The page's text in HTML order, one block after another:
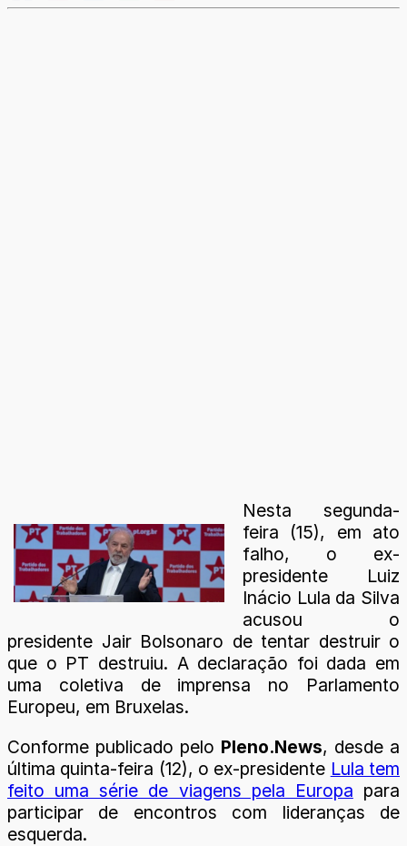
Nesta segunda-
feira (15), em ato
falho, o ex-
presidente Luiz
Inácio Lula da Silva
acusou o
presidente Jair Bolsonaro de tentar destruir o
que o PT destruiu. A declaração foi dada em
uma coletiva de imprensa no Parlamento
Europeu, em Bruxelas.
Conforme publicado pelo Pleno.News, desde a
última quinta-feira (12), o ex-presidente Lula tem
feito uma série de viagens pela Europa para
participar de encontros com lideranças de
esquerda.